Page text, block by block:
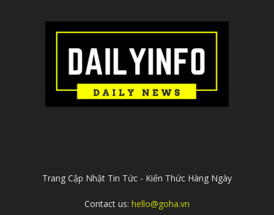
Trang Cập Nhật Tin Tức - Kiến Thức Hàng Ngày
Contact us: hello@goha.vn